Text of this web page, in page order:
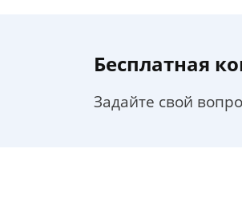
Бесплатная
Задайте свой